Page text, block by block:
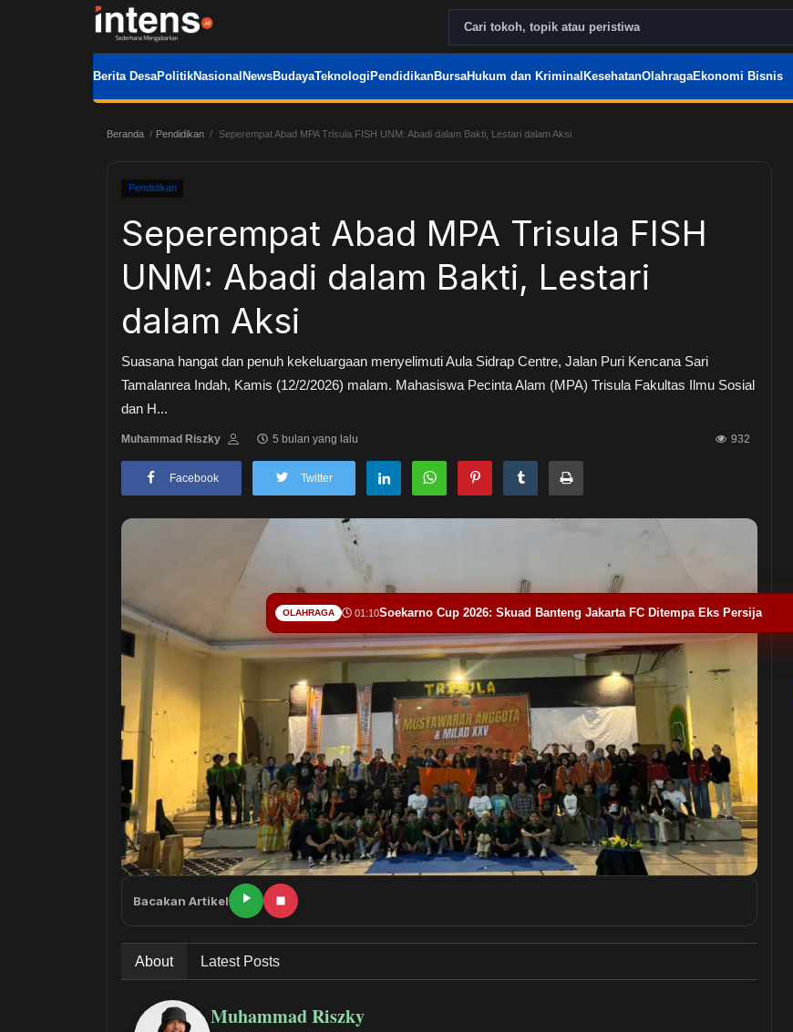
Berita DesaPolitikNasional NewsBudayaTeknologi PendidikanBursaHukum dan Kriminal KesehatanOlahragaEkonomi Bisnis
Beranda Pendidikan Seperempat Abad MPA Trisula FISH UNM: Abadi dalam Bakti, Lestari dalam Aksi
Pendidikan
Seperempat Abad MPA Trisula FISH
UNM: Abadi dalam Bakti, Lestari
dalam Aksi
Suasana hangat dan penuh kekeluargaan menyelimuti Aula Sidrap Centre, Jalan Puri Kencana Sari
Tamalanrea Indah, Kamis (12/2/2026) malam. Mahasiswa Pecinta Alam (MPA) Trisula Fakultas Ilmu Sosial
dan H...
Muhammad Riszky 5 bulan yang lalu 932
Facebook Twitter
Bacakan Artikel
About Latest Posts
Muhammad Riszky
OLAHRAGA 01:10Soekarno Cup 2026: Skuad Banteng Jakarta FC Ditempa Eks Persija